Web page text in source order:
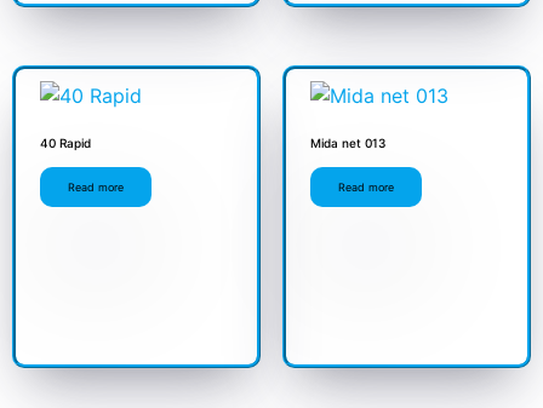
40 Rapid
Read more
Mida net 013
Read more